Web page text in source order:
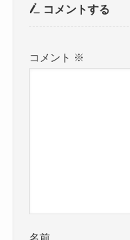
コメントする
コメント ※